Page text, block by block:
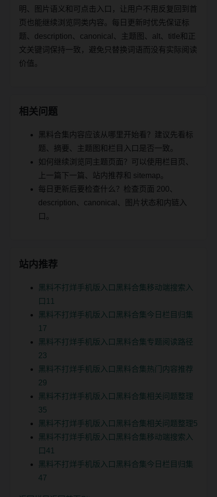
明、图片语义和可点击入口，让用户不用反复回到首
页也能继续浏览同类内容。每日更新时优先保证标
题、description、canonical、主题图、alt、title和正
文关键词保持一致，避免只替换词语而没有实际阅读
价值。
相关问题
黑料合集内容应该从哪里开始看？建议先看标
题、摘要、主题图和栏目入口是否一致。
如何继续浏览同主题页面？可以使用栏目页、
上一篇下一篇、站内推荐和 sitemap。
每日更新后要检查什么？检查页面 200、
description、canonical、图片状态和内链入
口。
站内推荐
黑料不打烊手机版入口黑料合集移动端搜索入
口11
黑料不打烊手机版入口黑料合集今日栏目归集
17
黑料不打烊手机版入口黑料合集专题阅读路径
23
黑料不打烊手机版入口黑料合集热门内容推荐
29
黑料不打烊手机版入口黑料合集相关问题整理
35
黑料不打烊手机版入口黑料合集相关问题整理5
黑料不打烊手机版入口黑料合集移动端搜索入
口41
黑料不打烊手机版入口黑料合集今日栏目归集
47